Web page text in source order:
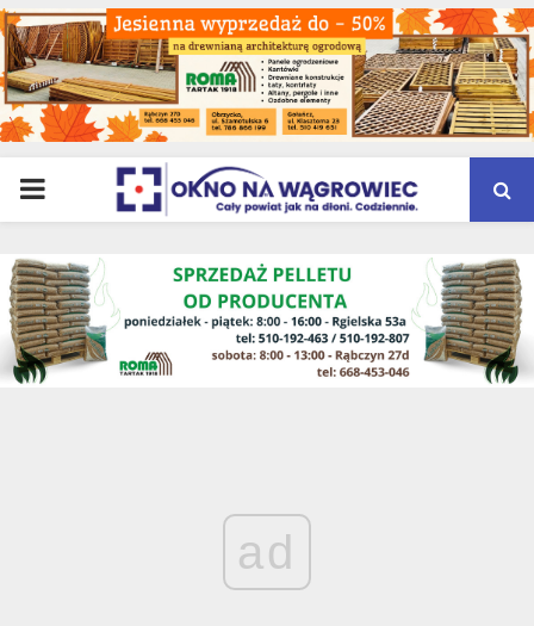
PRIMARY
MENU
ad